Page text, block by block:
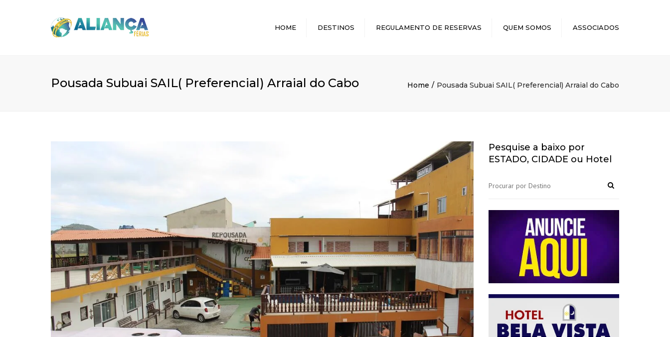
HOME DESTINOS REGULAMENTO DE RESERVAS QUEM SOMOS ASSOCIADOS
Pousada Subuai SAIL( Preferencial) Arraial do Cabo Home Pousada Subuai SAIL( Preferencial) Arraial do Cabo
Pesquise a baixo por
ESTADO, CIDADE ou Hotel